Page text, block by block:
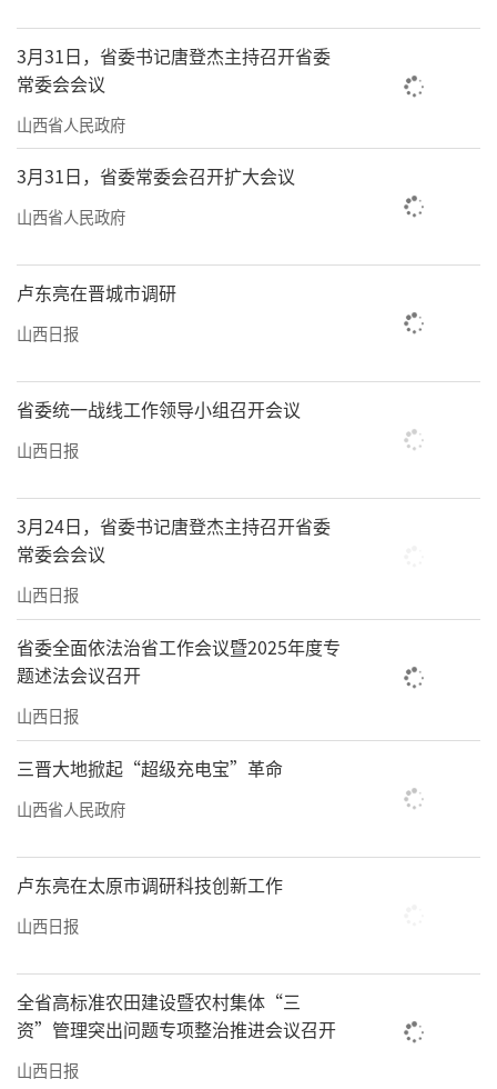
“两重”“两新”蓄势赋能，释放经济发展潜
能
“两重”能稳定投资，带动相关产业发
展，增强经济中长期发展后劲；“两新”可释
放内需潜力，促进消费升级，同时还有利于淘
汰落后产能和产品，推动产业向高端化、智能
化、绿色化发展，提升产业竞争力。
“扎实做好‘两重’‘两新’工作是省
精神和习近平总书记对山西工作的重要讲话重
要指示精神的重大举措，是认真落实党中央关
于统筹推进‘硬投资’和‘软建设’决策部署
的具体行动，这为我省推动高质量发展、深化
全方位转型提供了重大机遇。”省人大代表，
山西省社科院（省政府发展研究中心）党组书
记、院长张峻说。
张峻建议，今后一个时期，我省要坚持
把“两重”“两新”工作摆在突出位置，抢抓
重大机遇，突出标准引领，加强统筹协调，完
善工作机制，有效实现消费投资协同发力。一
方面，要主动对接国家重大战略实施和重点领
域安全能力建设，在全力落实好国家已下达项
目基础上，根据我省经济社会发展水平、区位
优势、资源禀赋、产业基础等实际情况，统筹
保障、基础设施建设等领域，高质量谋划和储
备一批全省域、标志性、引领性项目，力争将
更多项目纳入国家大盘子，争取国家更多支
3月31日，省委书记唐登杰主持召开省委
常委会会议
山西省人民政府
3月31日，省委常委会召开扩大会议
山西省人民政府
卢东亮在晋城市调研
山西日报
省委统一战线工作领导小组召开会议
山西日报
3月24日，省委书记唐登杰主持召开省委
常委会会议
山西日报
省委全面依法治省工作会议暨2025年度专
题述法会议召开
山西日报
三晋大地掀起“超级充电宝”革命
山西省人民政府
卢东亮在太原市调研科技创新工作
山西日报
全省高标准农田建设暨农村集体“三
资”管理突出问题专项整治推进会议召开
山西日报